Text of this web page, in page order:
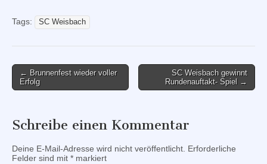
Tags: SC Weisbach
Post
navigation
← Brunnenfest wieder voller
Erfolg
SC Weisbach gewinnt
Rundenauftakt- Spiel →
Schreibe einen Kommentar
Deine E-Mail-Adresse wird nicht veröffentlicht. Erforderliche
Felder sind mit * markiert